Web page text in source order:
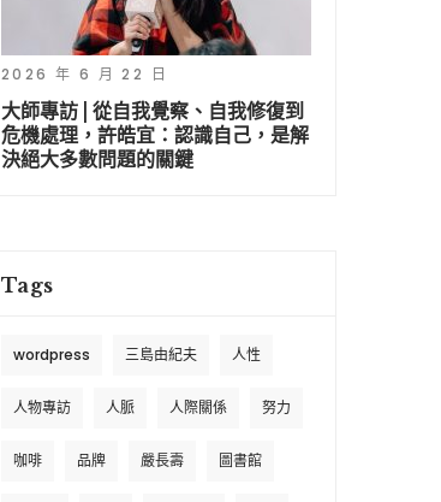
2026 年 6 月 22 日
大師專訪 | 從自我覺察、自我修復到
危機處理，許皓宜：認識自己，是解
決絕大多數問題的關鍵
Tags
wordpress 三島由紀夫 人性
人物專訪 人脈 人際關係 努力
咖啡 品牌 嚴長壽 圖書館